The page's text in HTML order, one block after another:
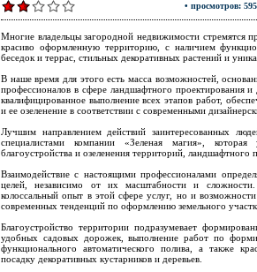
• просмотров: 595
Многие владельцы загородной недвижимости стремятся
красиво оформленную территорию, с наличием
беседок и террас, стильных декоративных растений и
В наше время для этого есть масса возможностей,
профессионалов в сфере ландшафтного проектирования и
квалифицированное выполнение всех этапов работ,
и ее озеленение в соответствии с современными
Лучшим направлением действий заинтересованных
специалистами компании «Зеленая магия»,
благоустройства и озеленения территорий, ландшафтного
Взаимодействие с настоящими профессионалами
целей, независимо от их масштабности и
колоссальный опыт в этой сфере услуг, но и
современных тенденций по оформлению земельного
Благоустройство территории подразумевает
удобных садовых дорожек, выполнение работ по
функционального автоматического полива, а также
посадку декоративных кустарников и деревьев.